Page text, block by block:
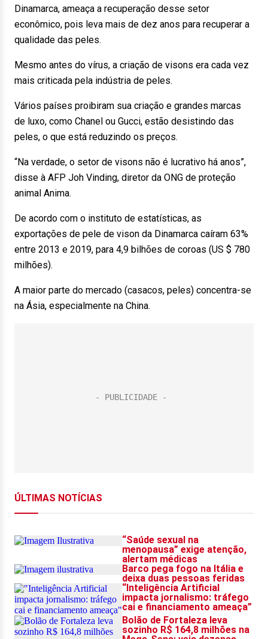
Dinamarca, ameaça a recuperação desse setor
econômico, pois leva mais de dez anos para recuperar a
qualidade das peles.
Mesmo antes do vírus, a criação de visons era cada vez
mais criticada pela indústria de peles.
Vários países proibiram sua criação e grandes marcas
de luxo, como Chanel ou Gucci, estão desistindo das
peles, o que está reduzindo os preços.
“Na verdade, o setor de visons não é lucrativo há anos”,
disse à AFP Joh Vinding, diretor da ONG de proteção
animal Anima.
De acordo com o instituto de estatísticas, as
exportações de pele de vison da Dinamarca caíram 63%
entre 2013 e 2019, para 4,9 bilhões de coroas (US $ 780
milhões).
A maior parte do mercado (casacos, peles) concentra-se
na Ásia, especialmente na China.